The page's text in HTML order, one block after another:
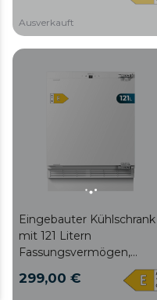
Ausverkauft
Eingebauter Kühlschrank
mit 121 Litern
Fassungsvermögen,
Schnellgefrieren.
299,00 €